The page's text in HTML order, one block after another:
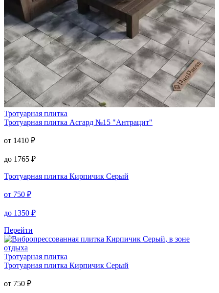
Тротуарная плитка
Тротуарная плитка Асгард №15 "Антрацит"
от 1410 ₽
до 1765 ₽
Тротуарная плитка Кирпичик Серый
от 750 ₽
до 1350 ₽
Перейти
Тротуарная плитка
Тротуарная плитка Кирпичик Серый
от 750 ₽